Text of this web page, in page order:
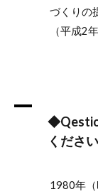
づくりの
（平成2
A
ください
1980年